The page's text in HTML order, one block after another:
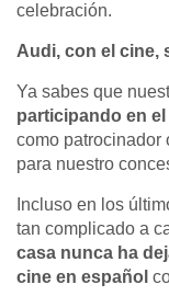
celebración.
Audi, con el cine,
Ya sabes que
participando en el
como patrocinador
para nuestro
Incluso en los
tan complicado a
casa nunca ha
cine en español